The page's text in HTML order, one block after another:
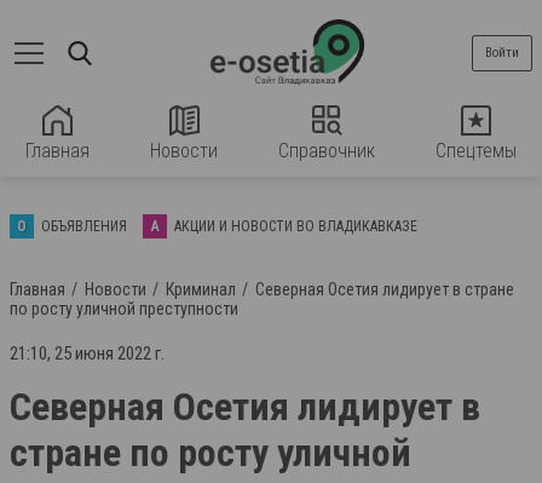
Главная Новости Справочник Спецтемы
Войти
О ОБЪЯВЛЕНИЯ А АКЦИИ И НОВОСТИ ВО ВЛАДИКАВКАЗЕ
Главная Новости Криминал
Северная Осетия лидирует в стране
по росту уличной преступности
21:10, 25 июня 2022 г.
Северная Осетия лидирует в
стране по росту уличной